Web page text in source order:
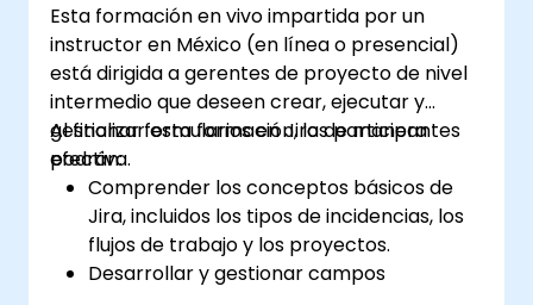
para el equipo y la gerencia
Esta formación en vivo impartida por un
instructor en México (en línea o presencial)
está dirigida a gerentes de proyecto de nivel
intermedio que deseen crear, ejecutar y
gestionar formularios en Jira de manera
efectiva.
Al finalizar esta formación, los participantes
podrán:
Comprender los conceptos básicos de
Jira, incluidos los tipos de incidencias, los
flujos de trabajo y los proyectos.
Desarrollar y gestionar campos